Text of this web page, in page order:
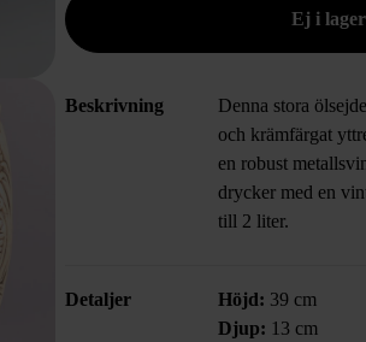
Beskrivning
Denna stora
och krämfärgat
en robust
drycker med en
till 2 liter.
Detaljer Höjd: 39 cm
Djup: 13 cm